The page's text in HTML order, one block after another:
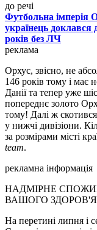
до речі
Футбольна імперія
українець доклався
років без ЛЧ
реклама
Орхус, звісно, не
146 років тому і має
Данії та тепер уже
попереднє золото
тому! Далі ж
у нижчі дивізіони.
за розмірами місті
team.
рекламна інформація
НАДМІРНЕ
ВАШОГО ЗДОРОВ'Я
На перетині липня і